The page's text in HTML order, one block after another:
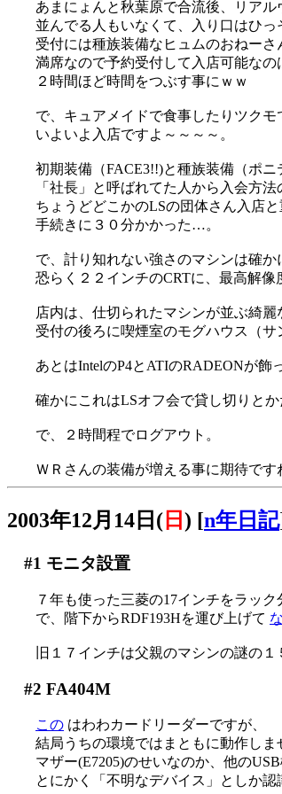
あまにょんと秋葉原で合流後、リアル
並んでる人もいなくて、入り口はひっ
受付には種族装備なヒュムのおねーさ
満席なので予約受付して入店可能なの
２時間ほど時間をつぶす事にｗｗ
で、キュアメイドで食事したりツクモ
いよいよ入店ですよ～～～～。
初期装備（FACE3!!)と種族装備（ポ
「社長」と呼ばれてた人から入会方法
ちょうどどこかのLSの団体さん入店
手続きに３０分かかった…。
で、計り知れない強さのマシンは確か
恐らく２２インチのCRTに、最高解
店内は、仕切られたマシンが並ぶ綺
受付の後ろに喫煙室のモグハウス（
あとはIntelのP4とATIのRADEONが飾
確かにこれはLSオフ会で貸し切りと
で、２時間程でログアウト。
ＷＲさんの装備が増える事に期待です
2003年12月14日( 日 ) [n年日記
#1 モニタ設置
７年も使った三菱の17インチをラッ
で、階下からRDF193Hを運び上げて
旧１７インチは父親のマシンの謎の
#2 FA404M
この はわわカードリーダーですが、
結局うちの環境ではまともに動作しま
マザー(E7205)のせいなのか、他の
とにかく「不明なデバイス」としか